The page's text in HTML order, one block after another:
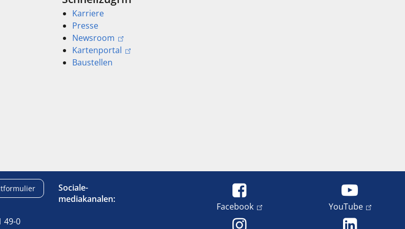
Karriere
Presse
Newsroom
Kartenportal
Baustellen
49-0
Sociale-
mediakanalen:
Facebook YouTube